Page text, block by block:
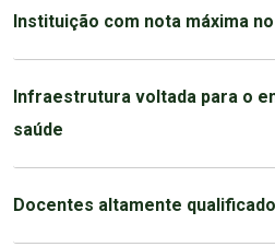
Instituição com nota máxima no
Infraestrutura voltada para o
saúde
Docentes altamente